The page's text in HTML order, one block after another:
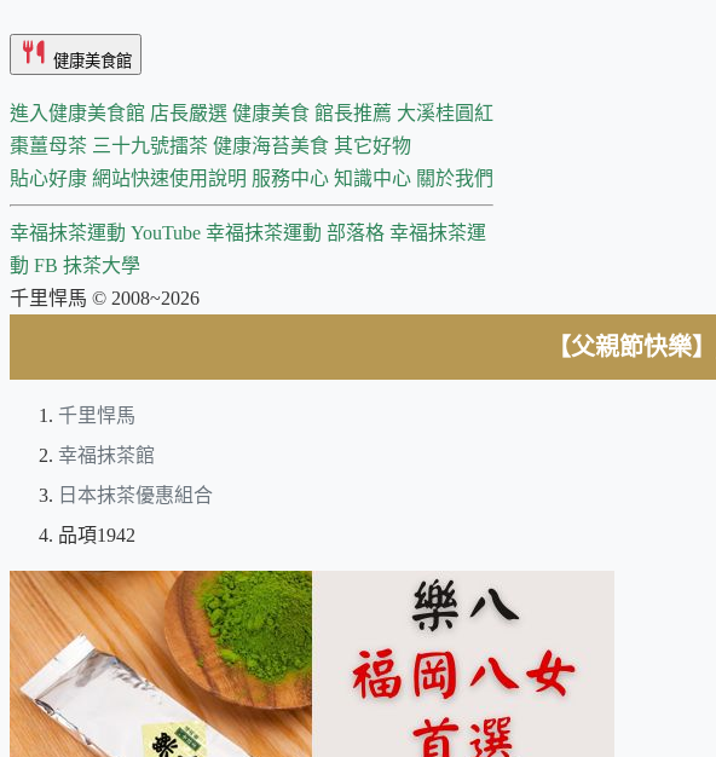
健康美食館
進入健康美食館 店長嚴選 健康美食 館長推薦 大溪桂圓紅
棗薑母茶 三十九號擂茶 健康海苔美食 其它好物
貼心好康 網站快速使用說明 服務中心 知識中心 關於我們
幸福抹茶運動 YouTube 幸福抹茶運動 部落格 幸福抹茶運
動 FB 抹茶大學
千里悍馬 © 2008~2026
【父親節快樂】
千里悍馬
幸福抹茶館
日本抹茶優惠組合
品項1942